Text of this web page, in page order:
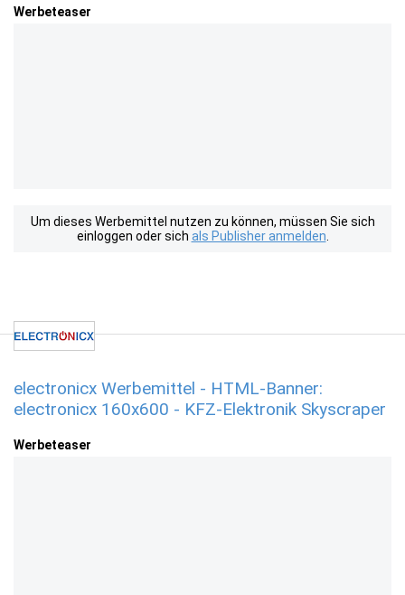
Werbeteaser
Um dieses Werbemittel nutzen zu können, müssen Sie sich
einloggen oder sich als Publisher anmelden
electronicx Werbemittel - HTML-Banner:
electronicx 160x600 - KFZ-Elektronik Skyscraper
Werbeteaser